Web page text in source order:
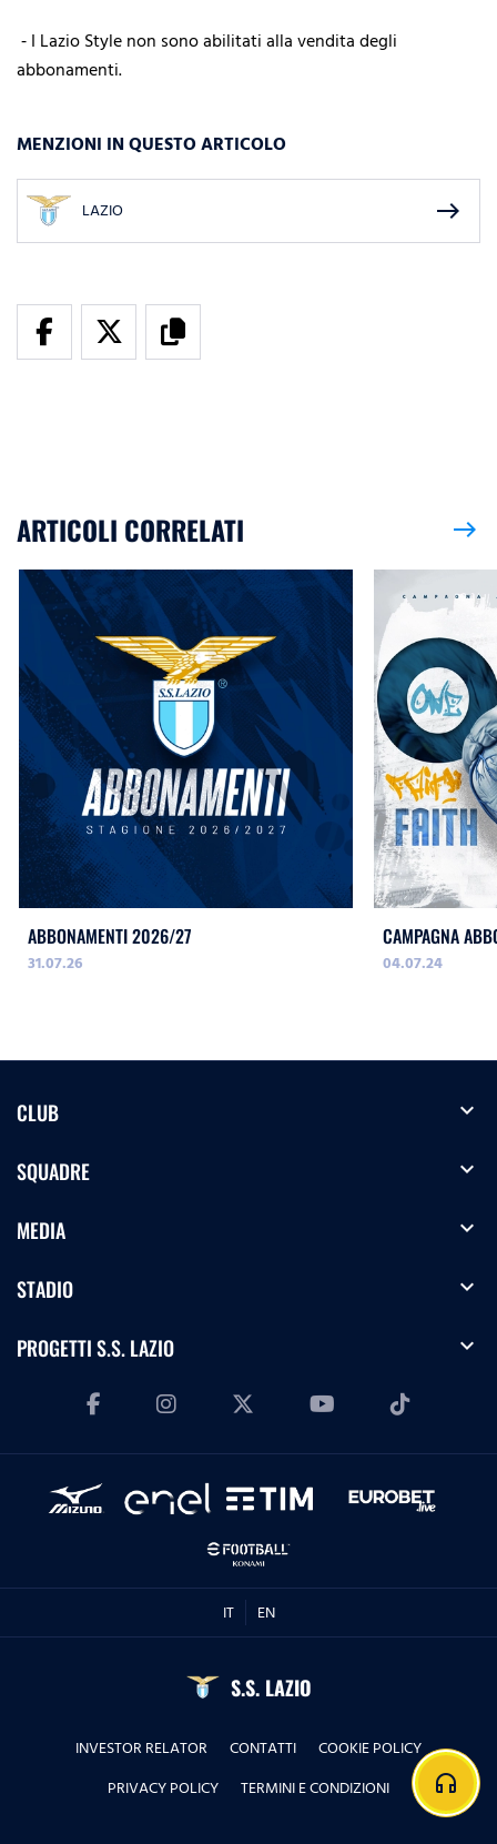
⁃ I Lazio Style non sono abilitati alla vendita degli
abbonamenti.
MENZIONI IN QUESTO ARTICOLO
LAZIO east
ARTICOLI CORRELATI east
ABBONAMENTI 2026/27
31.07.26
CAMPAGNA
04.07.24
CLUB expand_more
SQUADRE expand_more
MEDIA expand_more
STADIO expand_more
PROGETTI S.S. LAZIO expand_more
IT EN
S.S. LAZIO
INVESTOR RELATOR CONTATTI
COOKIE POLICY
PRIVACY POLICY
TERMINI E CONDIZIONI headphones